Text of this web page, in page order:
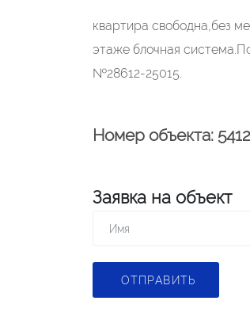
квартира свободна,без
этаже блочная
№28612-25015.
Номер объекта:
Заявка на объект
ОТПРАВИТЬ